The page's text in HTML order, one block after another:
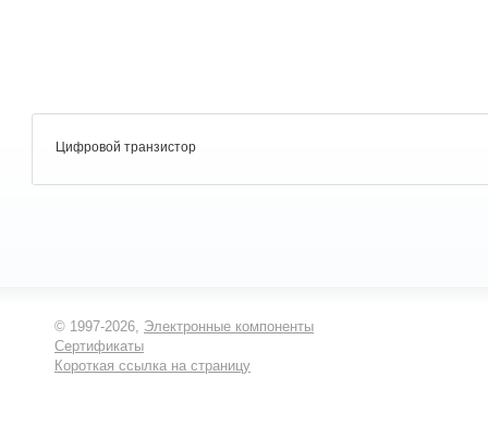
Цифровой транзистор
© 1997-2026, Электронные компоненты
Сертификаты
Короткая ссылка на страницу